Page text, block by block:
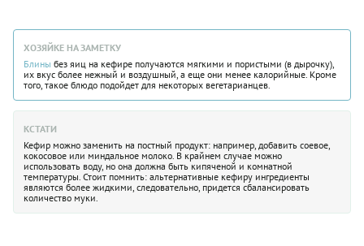
ХОЗЯЙКЕ НА ЗАМЕТКУ
Блины без яиц на кефире получаются мягкими и пористыми (в дырочку),
их вкус более нежный и воздушный, а еще они менее калорийные. Кроме
того, такое блюдо подойдет для некоторых вегетарианцев.
КСТАТИ
Кефир можно заменить на постный продукт: например, добавить соевое,
кокосовое или миндальное молоко. В крайнем случае можно
использовать воду, но она должна быть кипяченой и комнатной
температуры. Стоит помнить: альтернативные кефиру ингредиенты
являются более жидкими, следовательно, придется сбалансировать
количество муки.